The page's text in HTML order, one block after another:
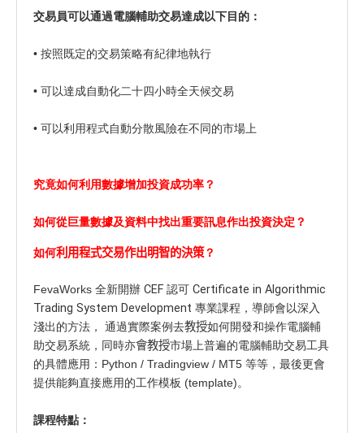
交易員可以通過電腦輔助交易達成以下目的：
• 按照既定的交易策略有紀律地執行
• 可以達成自動化二十四小時全天候交易
• 可以利用程式自動分散風險在不同的市場上
究竟如何利用數據增加投資成功率？
如何從巨量數據及資料中找出重要訊息作出投資決定？
如何利用程式交易作出明智的決策？
FevaWorks 全新開辦 CEF 認可 Certificate in Algorithmic
Trading System Development 專業課程，導師會以深入
淺出的方法， 通過實際案例去教授如何開發和操作電腦輔
助交易系統，同時亦會教授市場上普遍的電腦輔助交易工具
的具體應用：Python / Tradingview / MT5 等等，最後更會
提供能夠直接應用的工作模板 (template)。
課程特點：